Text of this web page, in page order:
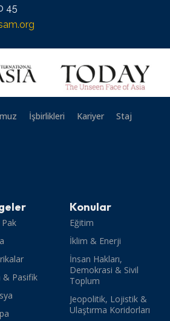
45
İşbirlikleri Kariyer
Staj
& Pasifik
Konular
Eğitim
İklim & Enerji
İnsan Hakları,
Demokrasi & Sivil
Toplum
Jeopolitik, Lojistik &
Ulaştırma Koridorları